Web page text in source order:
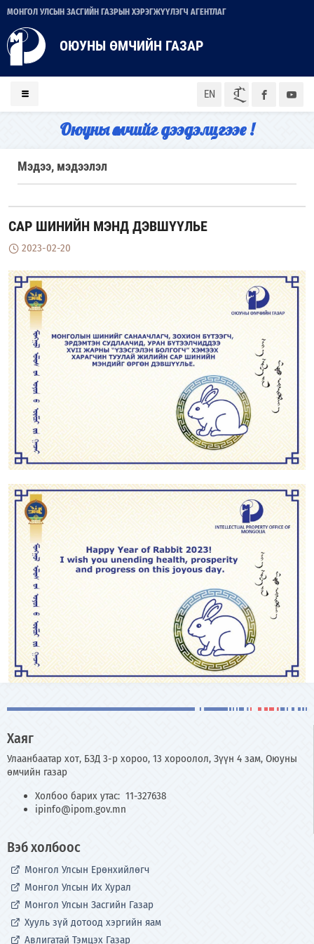
МОНГОЛ УЛСЫН ЗАСГИЙН ГАЗРЫН ХЭРЭГЖҮҮЛЭГЧ АГЕНТЛАГ
ОЮУНЫ ӨМЧИЙН ГАЗАР
EN ᠮᠣᠨ
Оюуны өмчийг дээдэлцгээе !
Мэдээ, мэдээлэл
САР ШИНИЙН МЭНД ДЭВШҮҮЛЬЕ
2023-02-20
Хаяг
Улаанбаатар хот, БЗД 3-р хороо, 13 хороолол, Зүүн 4 зам, Оюуны
өмчийн газар
Холбоо барих утас: 11-327638
ipinfo@ipom.gov.mn
Вэб холбоос
Монгол Улсын Ерөнхийлөгч
Монгол Улсын Их Хурал
Монгол Улсын Засгийн Газар
Хууль зүй дотоод хэргийн яам
Авлигатай Тэмцэх Газар